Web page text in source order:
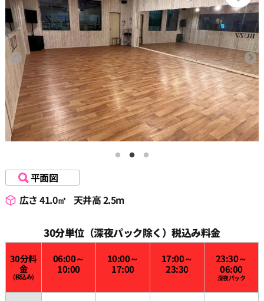
平面図
広さ 41.0㎡ 天井高 2.5m
30分単位（深夜パック除く）税込み料金
30分料
金
(税込み)
06:00～
10:00
10:00～
17:00
17:00～
23:30
23:30～
06:00
深夜パック